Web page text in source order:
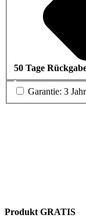
50 Tage
Garantie: 3
Produkt GRATIS